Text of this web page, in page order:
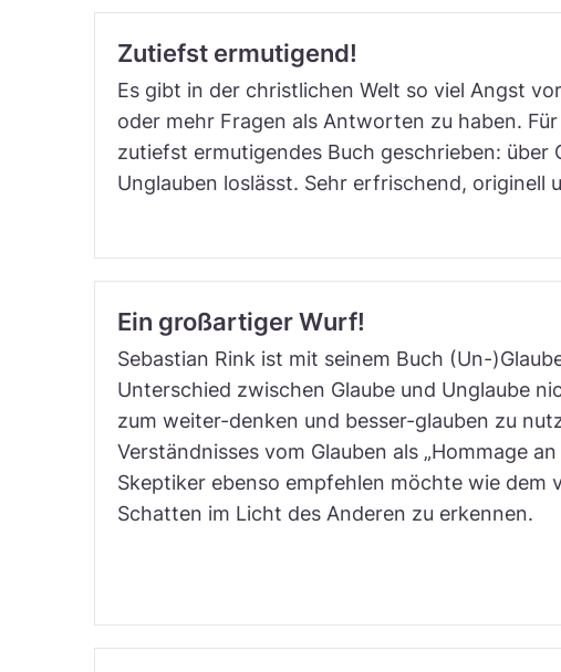
Zutiefst ermutigend!
Es gibt in der christlichen Welt so viel Angst
oder mehr Fragen als Antworten zu haben.
zutiefst ermutigendes Buch geschrieben: über
Unglauben loslässt. Sehr erfrischend, originell
Ein großartiger Wurf!
Sebastian Rink ist mit seinem Buch (Un-
Unterschied zwischen Glaube und Unglaube
zum weiter-denken und besser-glauben zu
Verständnisses vom Glauben als „Hommage
Skeptiker ebenso empfehlen möchte wie dem
Schatten im Licht des Anderen zu erkennen.